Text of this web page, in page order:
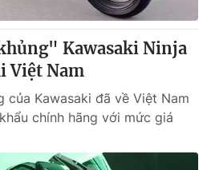
Kawasaki Ninja
Việt Nam
của Kawasaki đã về Việt Nam
chính hãng với mức giá